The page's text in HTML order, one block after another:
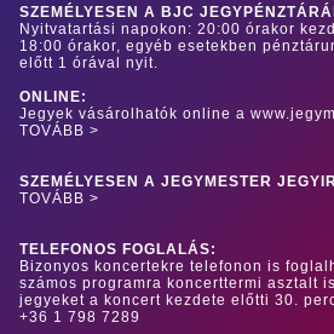
SZEMÉLYESEN A BJC
Nyitvatartási napokon: 20:00 órakor
18:00 órakor, egyéb esetekben
előtt 1 órával nyit.
ONLINE:
Jegyek vásárolhatók online a
TOVÁBB >
SZEMÉLYESEN A JEGYMESTER
TOVÁBB >
TELEFONOS FOGLALÁS:
Bizonyos koncertekre telefonon is
számos programra koncerttermi asztalt
jegyeket a koncert kezdete előtti 30.
+36 1 798 7289